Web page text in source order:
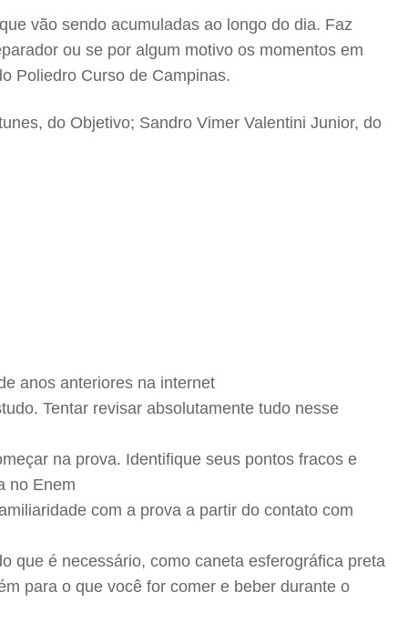
vão sendo acumuladas ao longo do dia. Faz
ou se por algum motivo os momentos em
Poliedro Curso de Campinas.
do Objetivo; Sandro Vimer Valentini Junior, do
anos anteriores na internet
Tentar revisar absolutamente tudo nesse
na prova. Identifique seus pontos fracos e
no Enem
com a prova a partir do contato com
que é necessário, como caneta esferográfica preta
para o que você for comer e beber durante o